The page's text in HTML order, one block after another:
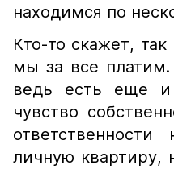
находимся по
Кто-то скажет,
мы за все платим.
ведь есть еще и
чувство
личную квартиру,